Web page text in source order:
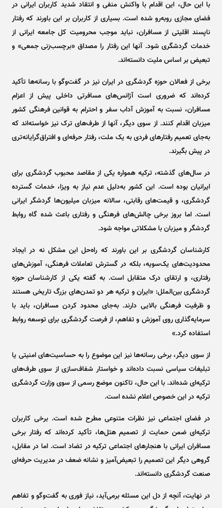
با این حال، این اقدام با واکنش منفی و انتقاد شدید کاربران ایرانی در
فضای مجازی روبه‌رو شده است. بسیاری از کاربران بر این باورند که رفتار
ناپسند اقلیتی از مسافران، نباید موجب محرومیت کل جامعه ایرانی از
خدمات گردشگری شود. آنها این رفتار را مصداق «برچسب‌زنی جمعی» و
تبعیض بر اساس ملیت دانسته‌اند.
برخی از فعالان حوزه گردشگری در ایران نیز در گفت‌و‌گو با رسانه‌ها تأکید
کرده‌اند که ضروری است آژانس‌های مسافرتی داخلی پیش از اعزام
مسافران، نسبت به آموزش آداب سفر و احترام به قوانین فرهنگی کشور
میزبان اقدام کنند. از سوی دیگر، آنها از طرف‌های ترک نیز خواسته‌اند که
به‌جای تعمیم رفتار‌های فردی به یک ملت، رفتار حرفه‌ای و افتراق‌گرایانه‌تری
در پیش بگیرند.
در سال‌های گذشته، ترکیه همواره یکی از مقاصد محبوب گردشگری برای
ایرانیان بوده است. این کشور به‌دلیل عدم نیاز به ویزا، خدمات گسترده
گردشگری، و قیمت‌های رقابتی، سالانه میزبان میلیون‌ها گردشگر ایرانی
است. اما بروز برخی چالش‌های فرهنگی و رفتاری باعث شده گاه روابط
گردشگر و میزبان با مشکلاتی مواجه شود.
کارشناسان گردشگری بر این باورند که راه‌حل این مشکل نه در ایجاد
محدودیت‌های یک‌سویه، بلکه در گسترش تعاملات فرهنگی، آموزش‌های
رفتاری، و ارتقای درک متقابل است. به گفته یکی از کارشناسان حوزه
گردشگری بین‌الملل: «ایران و ترکیه هر دو تمدن‌های بزرگ تاریخی هستند
و ظرفیت فرهنگی بالایی دارند. به‌جای محدود کردن مسافران، باید با
سرمایه‌گذاری روی آموزش و تفاهم، از فرصت گردشگری برای توسعه روابط
استفاده کرد.»
از سوی دیگر، برخی رسانه‌ها نیز این موضوع را به حساسیت‌های امنیتی یا
تبلیغات سیاسی نسبت داده‌اند و خواستار شفاف‌سازی از سوی طرف‌های
ترکیه‌ای شده‌اند. با این حال، تاکنون موضع رسمی از سوی وزارت گردشگری
ترکیه در این خصوص اعلام نشده است.
در فضای اجتماعی نیز نظرات متنوعی مطرح شده است. برخی کاربران
ترکیه‌ای ضمن حمایت از تصمیم هتل‌ها، تأکید کرده‌اند که رفتار برخی
مسافران ایرانی با هنجار‌های اجتماعی ترکیه در تضاد است. اما در مقابل،
گروهی دیگر این تصمیم را تبعیض‌آمیز و نشانه ضعف در مدیریت حرفه‌ای
صنعت گردشگری دانسته‌اند.
در نهایت، آنچه از دل این مسئله برمی‌آید، نیاز فوری به گفت‌و‌گو و تفاهم